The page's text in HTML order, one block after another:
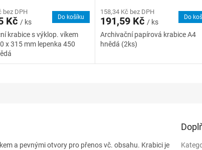
bez DPH
Kč/ ks
Do košíku
krabice s výklop. víkem
x 315 mm lepenka 450
158,34 Kč bez DPH
191,59 Kč / ks
Do
Archivační papírová krabice A4
hnědá (2ks)
a pevnými otvory pro přenos vč. obsahu. Krabici je